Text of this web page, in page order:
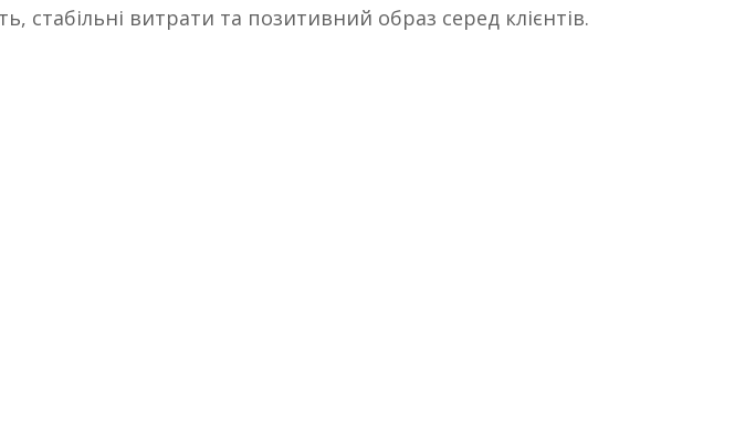
стабільні витрати та позитивний образ серед клієнтів.